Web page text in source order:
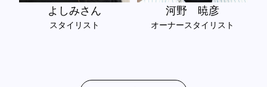
よしみさん
スタイリスト
河野 暁彦
オーナースタイリスト